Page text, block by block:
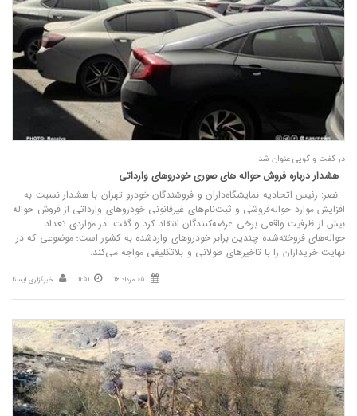
در گفت و گویی عنوان شد:
هشدار درباره فروش حواله‌ های صوری خودروهای وارداتی
نصر: رئیس اتحادیه نمایشگاه‌داران و فروشندگان خودرو تهران با هشدار نسبت به
افزایش موارد حواله‌فروشی و ثبت‌نام‌های غیرقانونی خودروهای وارداتی از فروش حواله
بیش از ظرفیت واقعی برخی عرضه‌کنندگان انتقاد کرد و گفت: در مواردی تعداد
حواله‌های فروخته‌شده چندین برابر خودروهای واردشده به کشور است؛ موضوعی که در
نهایت خریداران را با تاخیرهای طولانی و بلاتکلیفی مواجه می‌کند.
05 مرداد 16 11:51 خبرگزاری ایسنا